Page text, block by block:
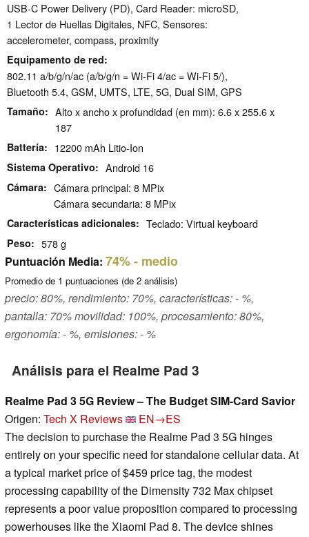
USB-C Power Delivery (PD), Card Reader: microSD,
1 Lector de Huellas Digitales, NFC, Sensores:
accelerometer, compass, proximity
Equipamento de red
802.11 a/b/g/n/ac (a/b/g/n = Wi-Fi 4/ac = Wi-Fi 5/),
Bluetooth 5.4, GSM, UMTS, LTE, 5G, Dual SIM, GPS
Tamaño
Alto x ancho x profundidad (en mm): 6.6 x 255.6 x
187
Battería 12200 mAh Litio-Ion
Sistema Operativo Android 16
Cámara
Cámara principal: 8 MPix
Cámara secundaria: 8 MPix
Características adicionales Teclado: Virtual keyboard
Peso 578 g
Puntuación Media: 74%- medio
Promedio de 1 puntuaciones (de 2 análisis)
precio: 80%, rendimiento: 70%, características: - %,
pantalla: 70% movilidad: 100%, procesamiento: 80%,
ergonomía: - %, emisiones: - %
Análisis para el Realme Pad 3
Realme Pad 3 5G Review – The Budget SIM-Card Savior
Origen: Tech X Reviews
EN→ES
The decision to purchase the Realme Pad 3 5G hinges
entirely on your specific need for standalone cellular data. At
a typical market price of $459 price tag, the modest
processing capability of the Dimensity 732 Max chipset
represents a poor value proposition compared to processing
powerhouses like the Xiaomi Pad 8. The device shines